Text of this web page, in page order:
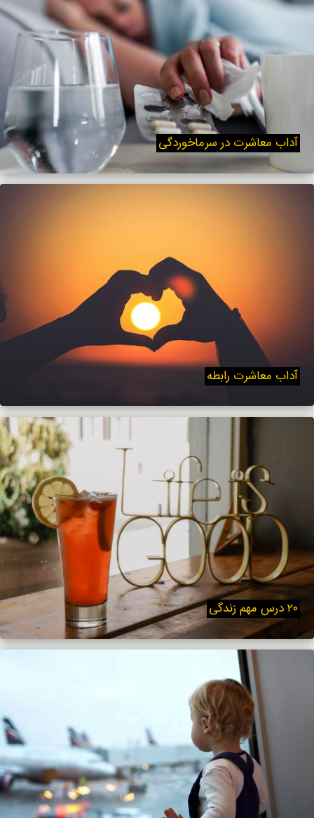
آداب معاشرت در سرماخوردگی
آداب معاشرت رابطه
۲۰ درس مهم زندگی